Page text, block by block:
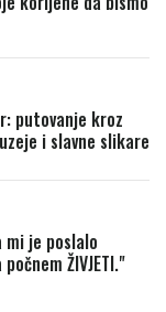
putovanje kroz
i slavne slikare
mi je poslalo
ŽIVJETI."